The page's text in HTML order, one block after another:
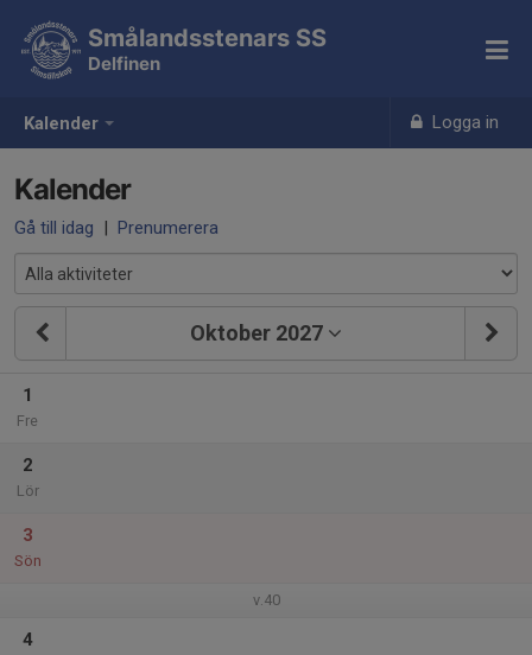
Kalender Logga in
Smålandsstenars SS
Delfinen
Kalender
Gå till idag | Prenumerera
Oktober 2027
1
Fre
2
Lör
3
Sön
v.40
4